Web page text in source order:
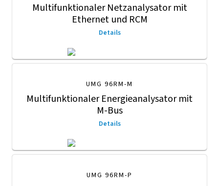
Multifunktionaler Netzanalysator mit
Ethernet und RCM
Details
UMG 96RM-M
Multifunktionaler Energieanalysator mit
M-Bus
Details
UMG 96RM-P